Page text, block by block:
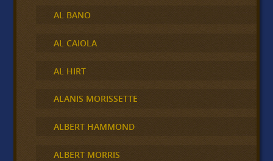
AL BANO
AL CAIOLA
AL HIRT
ALANIS MORISSETTE
ALBERT HAMMOND
ALBERT MORRIS